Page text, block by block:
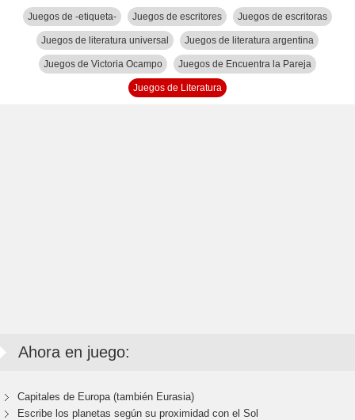
Juegos de -etiqueta- Juegos de escritores Juegos de escritoras
Juegos de literatura universal Juegos de literatura argentina
Juegos de Victoria Ocampo Juegos de Encuentra la Pareja
Juegos de Literatura
Ahora en juego:
Capitales de Europa (también Eurasia)
Escribe los planetas según su proximidad con el Sol